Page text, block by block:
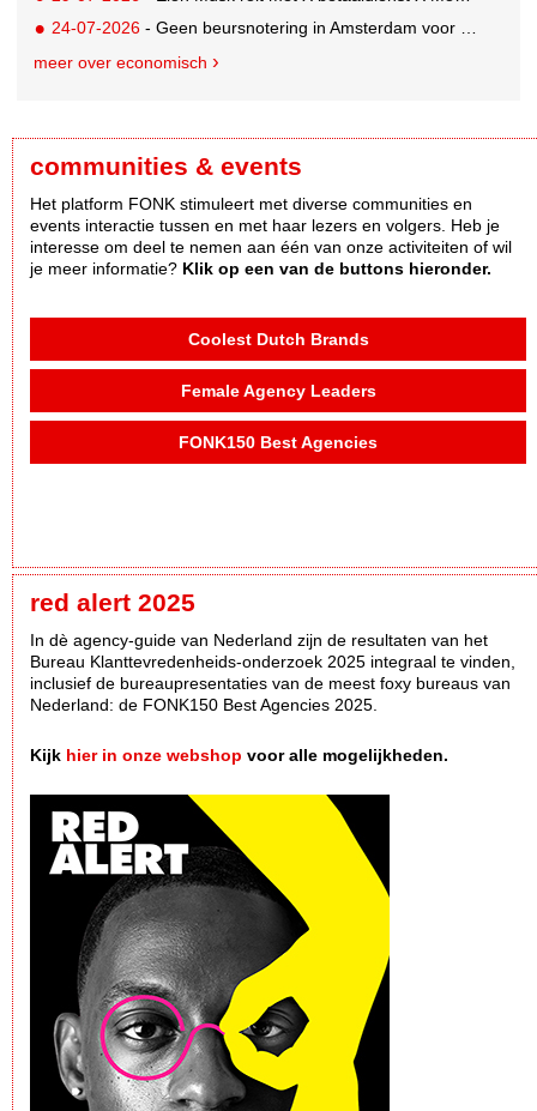
24-07-2026 - Geen beursnotering in Amsterdam voor nieuw concern voedingsmerken Unilever
meer over economisch
communities & events
Het platform FONK stimuleert met diverse communities en
events interactie tussen en met haar lezers en volgers. Heb je
interesse om deel te nemen aan één van onze activiteiten of wil
je meer informatie? Klik op een van de buttons hieronder.
Coolest Dutch Brands
Female Agency Leaders
FONK150 Best Agencies
red alert 2025
In dè agency-guide van Nederland zijn de resultaten van het
Bureau Klanttevredenheids-onderzoek 2025 integraal te vinden,
inclusief de bureaupresentaties van de meest foxy bureaus van
Nederland: de FONK150 Best Agencies 2025.
Kijk hier in onze webshop voor alle mogelijkheden.